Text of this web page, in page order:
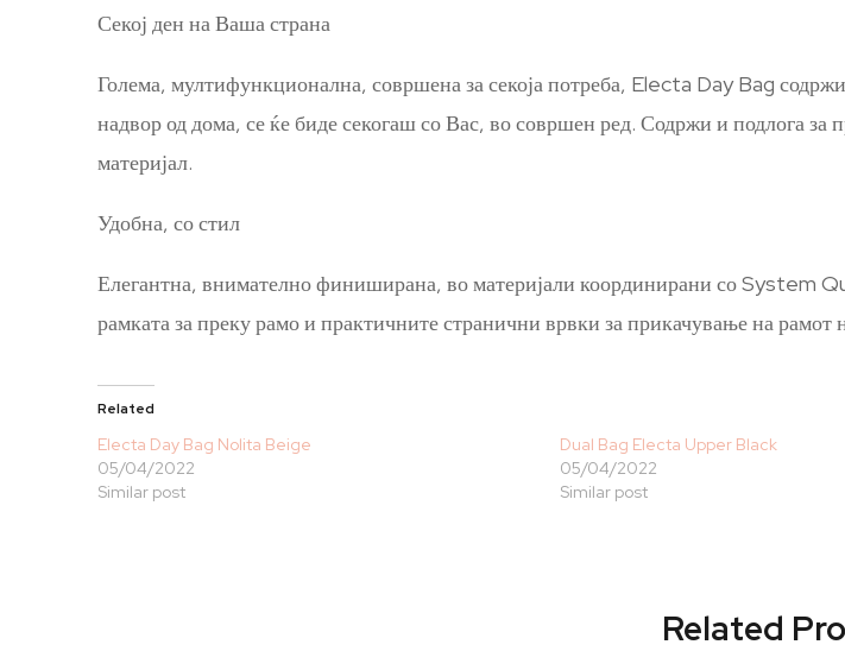
Секој ден на Ваша страна
Голема, мултифункционална, совршена за секоја потреба, Electa Day Bag
надвор од дома, се ќе биде секогаш со Вас, во совршен ред. Содржи и подлога за
материјал.
Удобна, со стил
Елегантна, внимателно финиширана, во материјали координирани со System
рамката за преку рамо и практичните странични врвки за прикачување на рамот
Related
Electa Day Bag Nolita Beige
05/04/2022
Similar post
Dual Bag Electa Upper Black
05/04/2022
Similar post
Related